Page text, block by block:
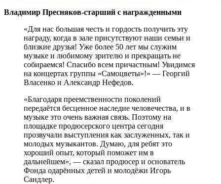
Владимир Пресняков-старший с награжденными
«Для нас большая честь и гордость получить эту
награду, когда в зале присутствуют наши семьи и
близкие друзья! Уже более 50 лет мы служим
музыке и любимому зрителю и прекращать не
собираемся! Спасибо всем причастным! Увидимся
на концертах группы «Самоцветы»!» — Георгий
Власенко и Александр Нефедов.
«Благодаря преемственности поколений
передаётся бесценное наследие человечества, и в
музыке это очень важная связь. Поэтому на
площадке продюсерского центра сегодня
прозвучали выступления как заслуженных, так и
молодых музыкантов. Думаю, для ребят это
хороший опыт, который поможет им в
дальнейшем», — сказал продюсер и основатель
Фонда одарённых детей и молодёжи Игорь
Сандлер.